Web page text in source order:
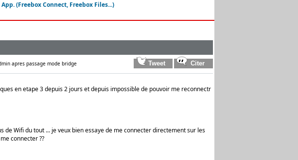
(Freebox Connect, Freebox Files...)
apres passage mode bridge
en etape 3 depuis 2 jours et depuis impossible de pouvoir me reconnectr
Wifi du tout ... je veux bien essaye de me connecter directement sur les
connecter ??